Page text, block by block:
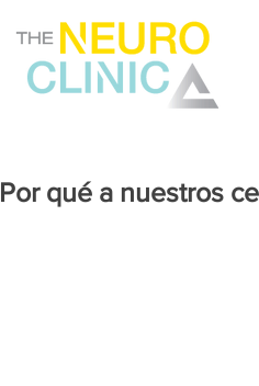
Por qué a nuestros